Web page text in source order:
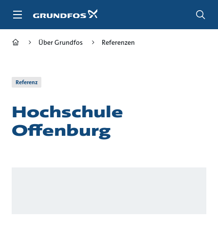
Inhalt
Über Grundfos Referenzen
Referenz
Hochschule
Offenburg